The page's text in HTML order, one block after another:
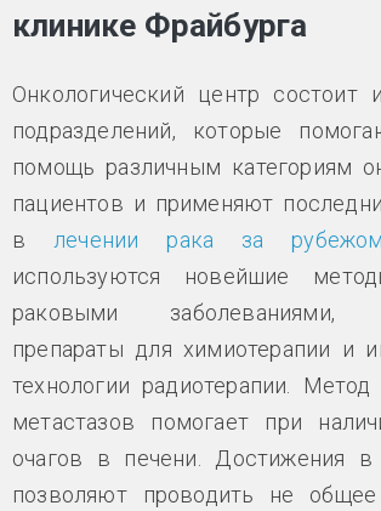
клинике Фрайбурга
Онкологический центр состоит
подразделений, которые
помощь различным категориям
пациентов и применяют
в лечении рака за рубежом
используются новейшие
раковыми заболеваниями,
препараты для химиотерапии и
технологии радиотерапии. Метод
метастазов помогает при
очагов в печени. Достижения в
позволяют проводить не